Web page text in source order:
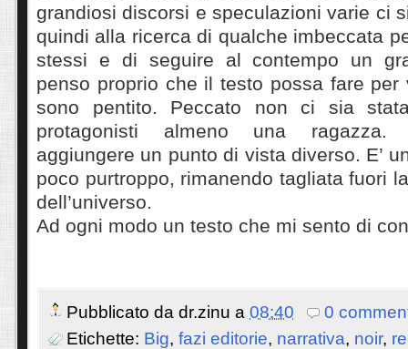
grandiosi discorsi e speculazioni varie ci
quindi alla ricerca di qualche imbeccata
stessi e di seguire al contempo un
penso proprio che il testo possa fare
sono pentito. Peccato non ci sia
protagonisti almeno una ragazza.
aggiungere un punto di vista diverso. E’
poco purtroppo, rimanendo tagliata fuori
dell’universo.
Ad ogni modo un testo che mi sento di
Pubblicato da dr.zinu a 08:40
0
Etichette: Big, fazi editorie, narrativa, noir,